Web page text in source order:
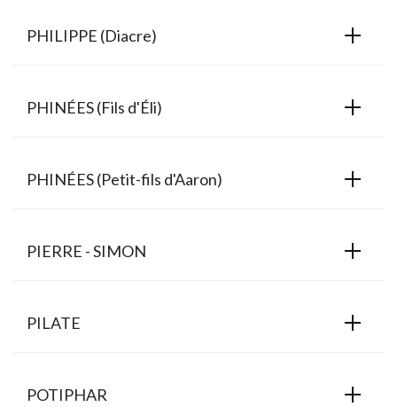
PHILIPPE (Diacre)
PHINÉES (Fils d'Éli)
PHINÉES (Petit-fils d'Aaron)
PIERRE - SIMON
PILATE
POTIPHAR